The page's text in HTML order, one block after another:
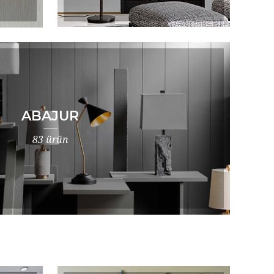
ABAJUR
83 ürün